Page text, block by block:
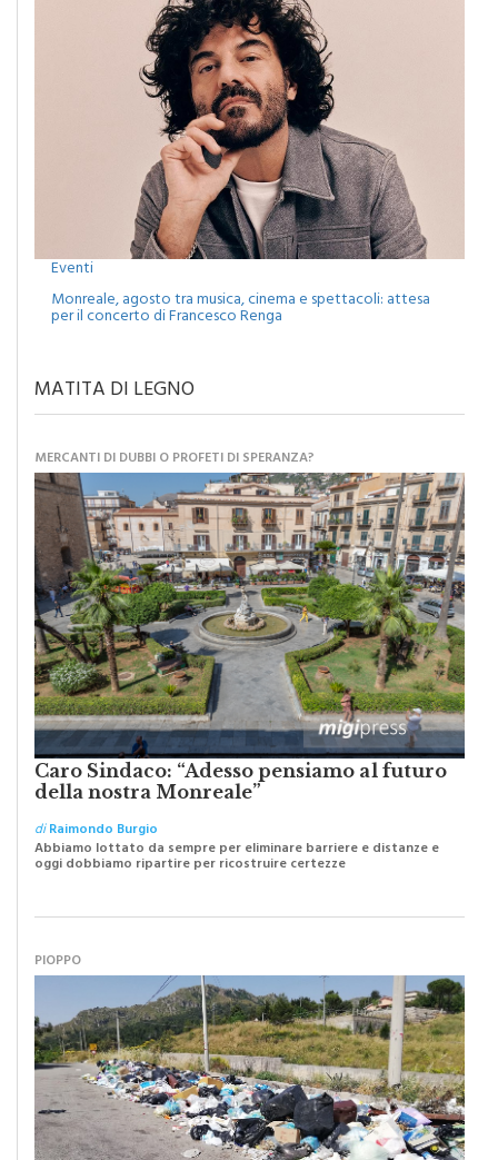
Eventi
Monreale, agosto tra musica, cinema e spettacoli: attesa
per il concerto di Francesco Renga
MATITA DI LEGNO
MERCANTI DI DUBBI O PROFETI DI SPERANZA?
Caro Sindaco: “Adesso pensiamo al futuro
della nostra Monreale”
diRaimondo Burgio
Abbiamo lottato da sempre per eliminare barriere e distanze e
oggi dobbiamo ripartire per ricostruire certezze
PIOPPO